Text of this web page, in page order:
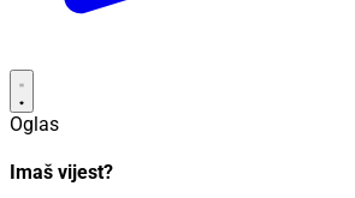
Oglas
Imaš vijest?